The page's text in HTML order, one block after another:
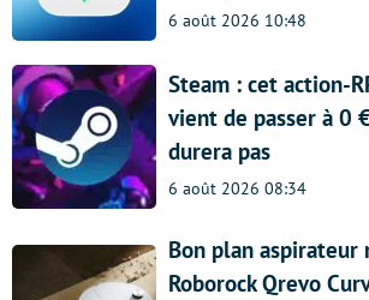
6 août 2026 10:48
Steam : cet action-
vient de passer à 0
durera pas
6 août 2026 08:34
Bon plan aspirateur
Roborock Qrevo